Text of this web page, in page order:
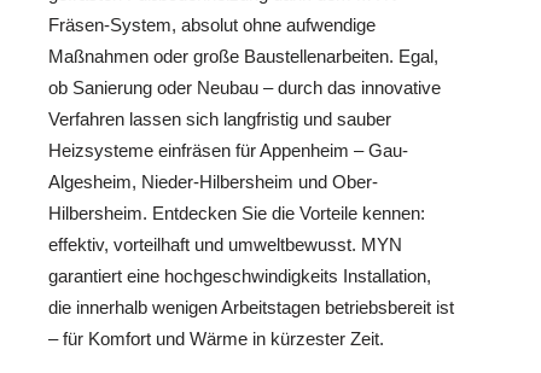
Fräsen-System, absolut ohne aufwendige
Maßnahmen oder große Baustellenarbeiten. Egal,
ob Sanierung oder Neubau – durch das innovative
Verfahren lassen sich langfristig und sauber
Heizsysteme einfräsen für Appenheim – Gau-
Algesheim, Nieder-Hilbersheim und Ober-
Hilbersheim. Entdecken Sie die Vorteile kennen:
effektiv, vorteilhaft und umweltbewusst. MYN
garantiert eine hochgeschwindigkeits Installation,
die innerhalb wenigen Arbeitstagen betriebsbereit ist
– für Komfort und Wärme in kürzester Zeit.